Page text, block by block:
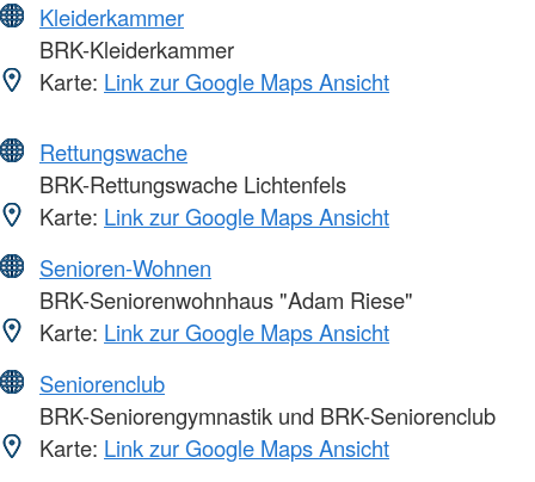
Kleiderkammer
BRK-Kleiderkammer
Karte: Link zur Google Maps Ansicht
Rettungswache
BRK-Rettungswache Lichtenfels
Karte: Link zur Google Maps Ansicht
Senioren-Wohnen
BRK-Seniorenwohnhaus "Adam Riese"
Karte: Link zur Google Maps Ansicht
Seniorenclub
BRK-Seniorengymnastik und BRK-Seniorenclub
Karte: Link zur Google Maps Ansicht